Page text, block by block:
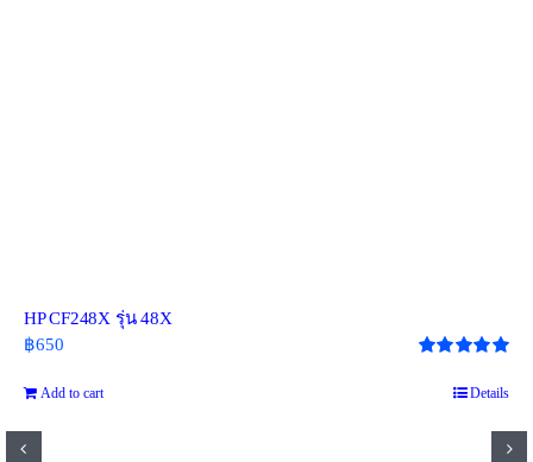
HP CF248X รุ่น 48X
out of 5
฿650
Add to cart Details